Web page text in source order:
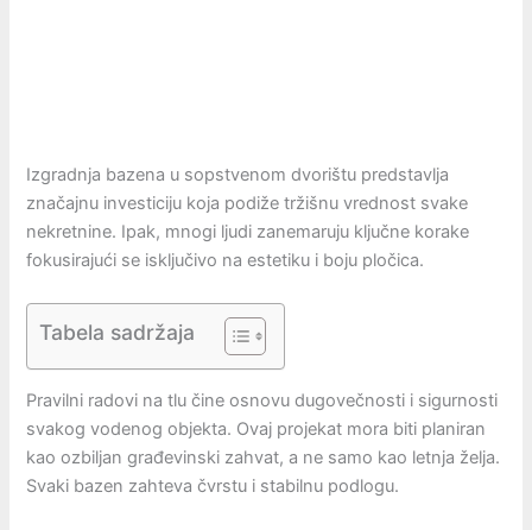
Izgradnja bazena u sopstvenom dvorištu predstavlja
značajnu investiciju koja podiže tržišnu vrednost svake
nekretnine. Ipak, mnogi ljudi zanemaruju ključne korake
fokusirajući se isključivo na estetiku i boju pločica.
Tabela sadržaja
Pravilni radovi na tlu čine osnovu dugovečnosti i sigurnosti
svakog vodenog objekta. Ovaj projekat mora biti planiran
kao ozbiljan građevinski zahvat, a ne samo kao letnja želja.
Svaki bazen zahteva čvrstu i stabilnu podlogu.